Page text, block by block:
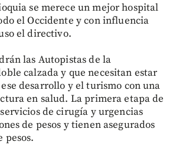
se merece un mejor hospital
el Occidente y con influencia
el directivo.
las Autopistas de la
calzada y que necesitan estar
desarrollo y el turismo con una
en salud. La primera etapa de
de cirugía y urgencias
de pesos y tienen asegurados
pesos.